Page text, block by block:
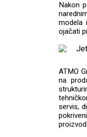
Nakon
modela
ojačati
ATMO
na
servis,